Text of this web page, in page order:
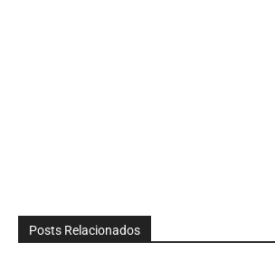
Posts Relacionados